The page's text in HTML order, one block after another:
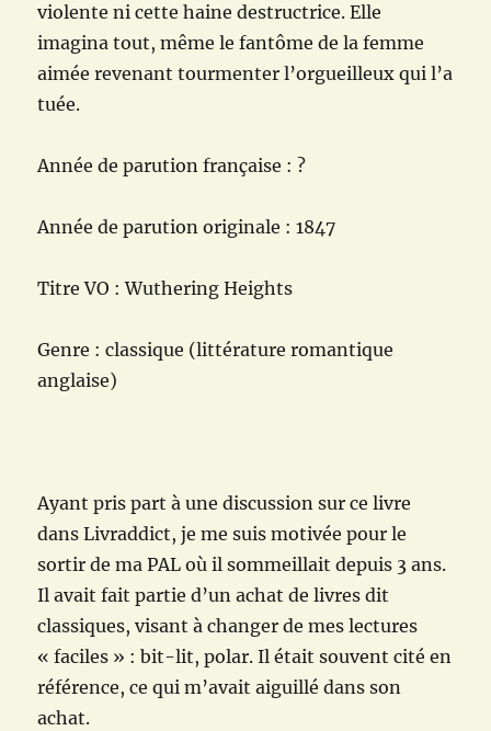
violente ni cette haine destructrice. Elle
imagina tout, même le fantôme de la femme
aimée revenant tourmenter l’orgueilleux qui l’a
tuée.
Année de parution française : ?
Année de parution originale : 1847
Titre VO : Wuthering Heights
Genre : classique (littérature romantique
anglaise)
Ayant pris part à une discussion sur ce livre
dans Livraddict, je me suis motivée pour le
sortir de ma PAL où il sommeillait depuis 3 ans.
Il avait fait partie d’un achat de livres dit
classiques, visant à changer de mes lectures
« faciles » : bit-lit, polar. Il était souvent cité en
référence, ce qui m’avait aiguillé dans son
achat.